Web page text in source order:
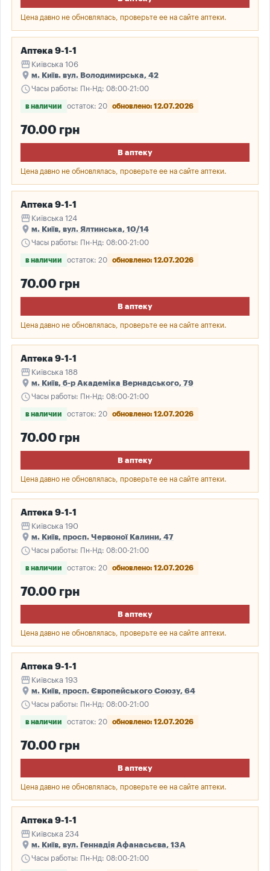
Цена давно не обновлялась, проверьте ее на сайте аптеки.
Аптека 9-1-1
storefront Київська 106
place м. Київ. вул. Володимирська, 42
scheduleЧасы работы: Пн-Нд: 08:00-21:00
в наличии остаток: 20 обновлено: 12.07.2026
70.00 грн
В аптеку
Цена давно не обновлялась, проверьте ее на сайте аптеки.
Аптека 9-1-1
storefront Київська 124
place м. Київ, вул. Ялтинська, 10/14
scheduleЧасы работы: Пн-Нд: 08:00-21:00
в наличии остаток: 20 обновлено: 12.07.2026
70.00 грн
В аптеку
Цена давно не обновлялась, проверьте ее на сайте аптеки.
Аптека 9-1-1
storefront Київська 188
place м. Київ, б-р Академіка Вернадського, 79
scheduleЧасы работы: Пн-Нд: 08:00-21:00
в наличии остаток: 20 обновлено: 12.07.2026
70.00 грн
В аптеку
Цена давно не обновлялась, проверьте ее на сайте аптеки.
Аптека 9-1-1
storefront Київська 190
place м. Київ, просп. Червоної Калини, 47
scheduleЧасы работы: Пн-Нд: 08:00-21:00
в наличии остаток: 20 обновлено: 12.07.2026
70.00 грн
В аптеку
Цена давно не обновлялась, проверьте ее на сайте аптеки.
Аптека 9-1-1
storefront Київська 193
place м. Київ, просп. Європейського Союзу, 64
scheduleЧасы работы: Пн-Нд: 08:00-21:00
в наличии остаток: 20 обновлено: 12.07.2026
70.00 грн
В аптеку
Цена давно не обновлялась, проверьте ее на сайте аптеки.
Аптека 9-1-1
storefront Київська 234
place м. Київ, вул. Геннадія Афанасьєва, 13А
scheduleЧасы работы: Пн-Нд: 08:00-21:00